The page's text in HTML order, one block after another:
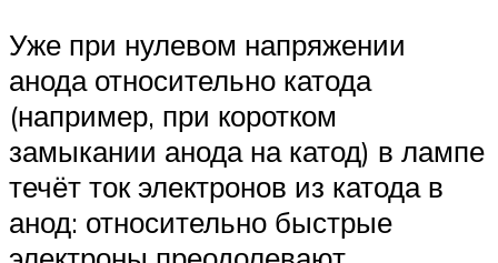
Уже при нулевом напряжении
анода относительно катода
(например, при коротком
замыкании анода на катод) в лампе
течёт ток электронов из катода в
анод: относительно быстрые